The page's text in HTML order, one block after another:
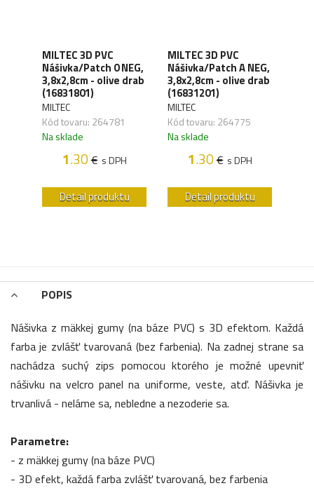
MILTEC 3D PVC
Nášivka/Patch 0 NEG,
3,8x2,8cm - olive drab
(16831801)
MILTEC
Kód tovaru: 264781
Na sklade
1.30€ s DPH
Detail produktu
MILTEC 3D PVC
Nášivka/Patch A NEG,
3,8x2,8cm - olive drab
(16831201)
MILTEC
Kód tovaru: 264775
Na sklade
1.30€ s DPH
Detail produktu
POPIS
Nášivka z mäkkej gumy (na báze PVC) s 3D efektom. Každá
farba je zvlášť tvarovaná (bez farbenia). Na zadnej strane sa
nachádza suchý zips pomocou ktorého je možné upevniť
nášivku na velcro panel na uniforme, veste, atď. Nášivka je
trvanlivá - neláme sa, nebledne a nezoderie sa.
Parametre:
- z mäkkej gumy (na báze PVC)
- 3D efekt, každá farba zvlášť tvarovaná, bez farbenia